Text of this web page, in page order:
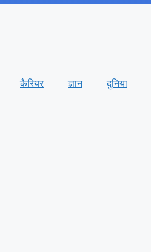
कैरियर ज्ञान दुनिया